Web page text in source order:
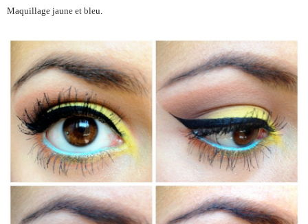
Maquillage jaune et bleu.